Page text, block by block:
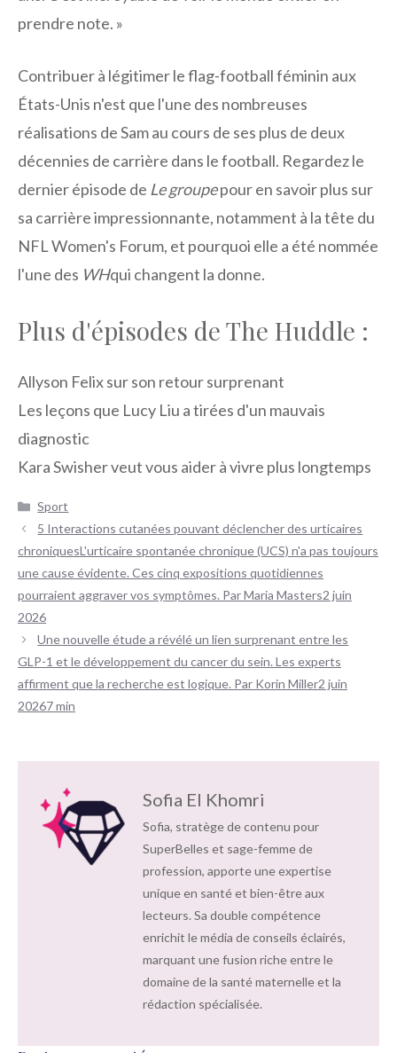
prendre note. »
Contribuer à légitimer le flag-football féminin aux
États-Unis n'est que l'une des nombreuses
réalisations de Sam au cours de ses plus de deux
décennies de carrière dans le football. Regardez le
dernier épisode de Le groupepour en savoir plus sur
sa carrière impressionnante, notamment à la tête du
NFL Women's Forum, et pourquoi elle a été nommée
l'une des WHqui changent la donne.
Plus d'épisodes de The Huddle :
Allyson Felix sur son retour surprenant
Les leçons que Lucy Liu a tirées d'un mauvais
diagnostic
Kara Swisher veut vous aider à vivre plus longtemps
Catégories
Sport
Navigation
des
5 Interactions cutanées pouvant déclencher des urticaires
chroniquesL'urticaire spontanée chronique (UCS) n'a pas toujours
une cause évidente. Ces cinq expositions quotidiennes
pourraient aggraver vos symptômes. Par Maria Masters2 juin
2026
Une nouvelle étude a révélé un lien surprenant entre les
GLP-1 et le développement du cancer du sein. Les experts
affirment que la recherche est logique. Par Korin Miller2 juin
20267 min
Sofia El Khomri
Sofia, stratège de contenu pour
SuperBelles et sage-femme de
profession, apporte une expertise
unique en santé et bien-être aux
lecteurs. Sa double compétence
enrichit le média de conseils éclairés,
marquant une fusion riche entre le
domaine de la santé maternelle et la
rédaction spécialisée.